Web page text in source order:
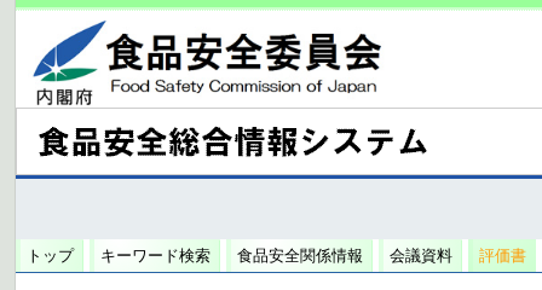
トップ キーワード検索 食品安全関係情報 会議資料 評価書